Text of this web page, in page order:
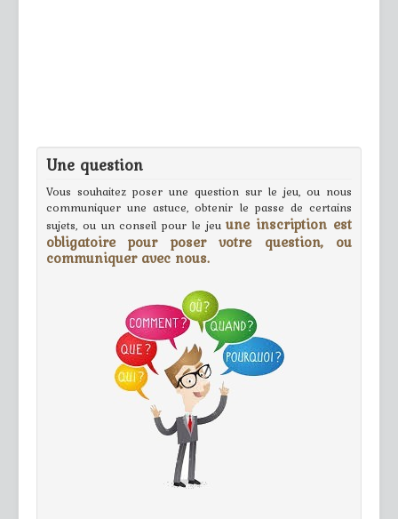
Une question
Vous souhaitez poser une question sur le jeu, ou nous
communiquer une astuce, obtenir le passe de certains
sujets, ou un conseil pour le jeuune inscription est
obligatoire pour poser votre question, ou
communiquer avec nous.